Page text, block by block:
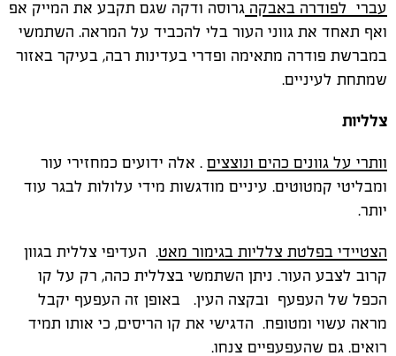
עברי לפודרה באבקה גרוסה ודקה שגם תקבע את המייק אפ
ואף תאחד את גווני העור בלי להכביד על המראה. השתמשי
במברשת פודרה מתאימה ופדרי בעדינות רבה, בעיקר באזור
שמתחת לעיניים.
צלליות
וותרי על גוונים כהים ונוצצים . אלה ידועים כמחזירי עור
ומבליטי קמטוטים. עיניים מודגשות מידי עלולות לבגר עוד
יותר.
הצטיידי בפלטת צלליות בגימור מאט. העדיפי צללית בגוון
קרוב לצבע העור. ניתן השתמשי בצללית כהה, רק על קו
הכפל של העפעף ובקצה העין. באופן זה העפעף יקבל
מראה עשוי ומטופח. הדגישי את קו הריסים, כי אותו תמיד
רואים. גם שהעפעפיים צנחו.